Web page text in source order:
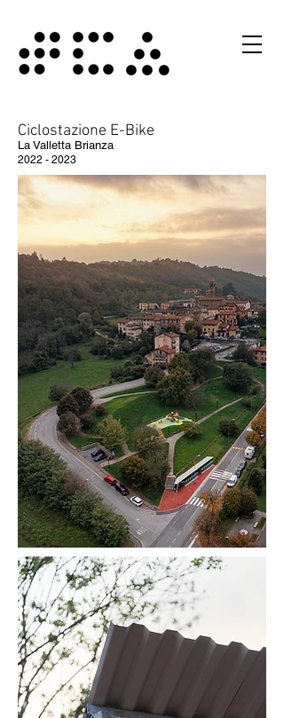
Ciclostazione E-Bike
La Valletta Brianza
2022 - 2023